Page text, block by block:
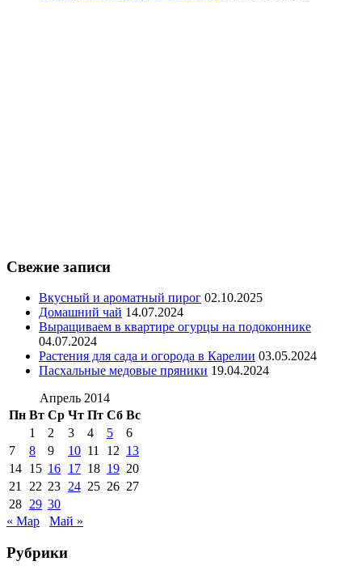
Свежие записи
Вкусный и ароматный пирог 02.10.2025
Домашний чай 14.07.2024
Выращиваем в квартире огурцы на подоконнике
04.07.2024
Растения для сада и огорода в Карелии 03.05.2024
Пасхальные медовые пряники 19.04.2024
Апрель 2014
Пн Вт Ср Чт Пт Сб Вс
1
2 3 4 5
6
7
8 9 10 11 12 13
14 15 16 17 18 19 20
21
22 23 24 25 26 27
28 29 30
« Мар
Май »
Рубрики